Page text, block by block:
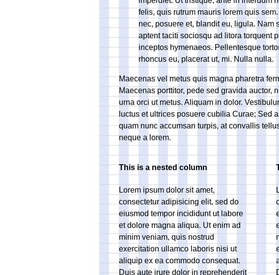
felis, quis rutrum mauris lorem quis
nec, posuere et, blandit eu, ligula. Nam
aptent taciti sociosqu ad litora torquent
inceptos hymenaeos. Pellentesque
rhoncus eu, placerat ut, mi. Nulla nulla.
Maecenas vel metus quis magna pharetra
Maecenas porttitor, pede sed gravida auctor,
urna orci ut metus. Aliquam in dolor.
luctus et ultrices posuere cubilia Curae; Sed
quam nunc accumsan turpis, at convallis
neque a lorem.
This is a nested column
Lorem ipsum dolor sit amet,
consectetur adipisicing elit, sed do
eiusmod tempor incididunt ut labore
et dolore magna aliqua. Ut enim ad
minim veniam, quis nostrud
exercitation ullamco laboris nisi ut
aliquip ex ea commodo consequat.
Duis aute irure dolor in reprehenderit